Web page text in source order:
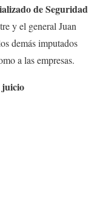
de Seguridad
y el general Juan
demás imputados
a las empresas.
juicio